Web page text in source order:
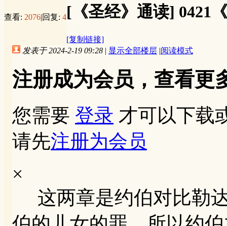
查看: 2076|回复: 4[《圣经》通读] 0421
[复制链接]
发表于 2024-2-19 09:28 | 显示全部楼层 |阅读模式
注册成为会员，查看更
您需要 登录 才可以下载
请先注册为会员
×
这两章是约伯对比勒